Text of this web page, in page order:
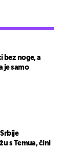
bez noge, a
je samo
s Temua, čini